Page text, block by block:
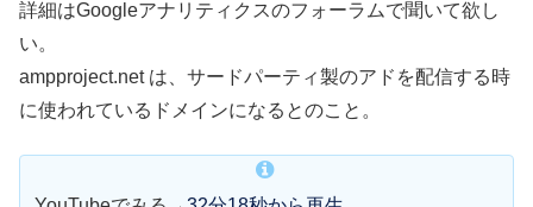
詳細はGoogleアナリティクスのフォーラムで聞いて欲し
い。
ampproject.net は、サードパーティ製のアドを配信する時
に使われているドメインになるとのこと。